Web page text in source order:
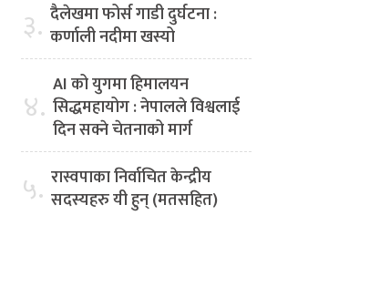
३. दैलेखमा फोर्स गाडी दुर्घटना :
कर्णाली नदीमा खस्यो
४. AI को युगमा हिमालयन
सिद्धमहायोग : नेपालले विश्वलाई
दिन सक्ने चेतनाको मार्ग
५. रास्वपाका निर्वाचित केन्द्रीय
सदस्यहरु यी हुन् (मतसहित)